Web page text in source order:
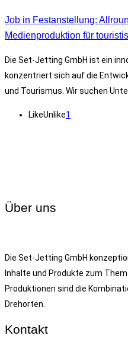
Job in Festanstellung:
Medienproduktion für
Die Set-Jetting GmbH ist ein
konzentriert sich auf die
und Tourismus. Wir suchen
LikeUnlike1
Über uns
Die Set-Jetting GmbH
Inhalte und Produkte zum
Produktionen sind die
Drehorten.
Kontakt